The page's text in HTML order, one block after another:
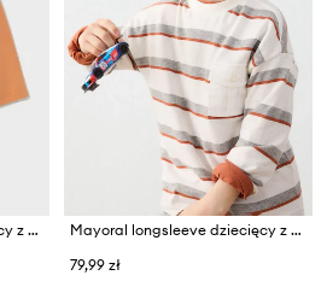
Mayoral longsleeve dziecięcy z bawełną
Mayoral longsleeve dziecięcy z bawełną
79,99 zł